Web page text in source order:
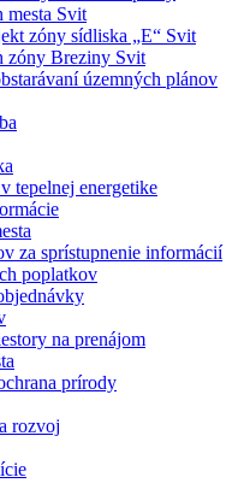
mesta Svit
zóny sídliska „E“ Svit
zóny Breziny Svit
územných plánov
tepelnej energetike
za sprístupnenie informácií
poplatkov
na prenájom
prírody
rozvoj